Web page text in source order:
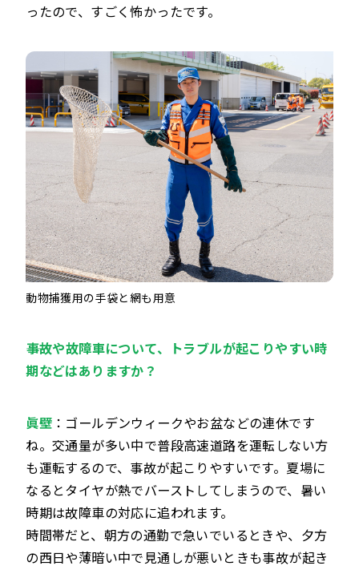
ったので、すごく怖かったです。
動物捕獲用の手袋と網も用意
――事故や故障車について、トラブルが起こりやすい時
期などはありますか？
眞壁：ゴールデンウィークやお盆などの連休です
ね。交通量が多い中で普段高速道路を運転しない方
も運転するので、事故が起こりやすいです。夏場に
なるとタイヤが熱でバーストしてしまうので、暑い
時期は故障車の対応に追われます。
時間帯だと、朝方の通勤で急いでいるときや、夕方
の西日や薄暗い中で見通しが悪いときも事故が起き